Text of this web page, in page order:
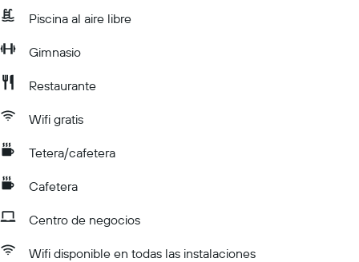
Piscina al aire libre
Gimnasio
Restaurante
Wifi gratis
Tetera/cafetera
Cafetera
Centro de negocios
Wifi disponible en todas las instalaciones